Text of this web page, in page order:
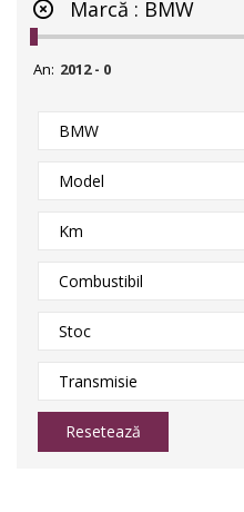
Marcă : BMW
An:
BMW
Model
Km
Combustibil
Stoc
Transmisie
Resetează